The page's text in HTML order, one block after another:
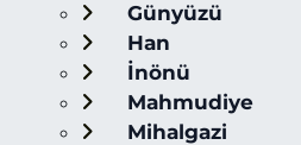
Günyüzü
Han
İnönü
Mahmudiye
Mihalgazi